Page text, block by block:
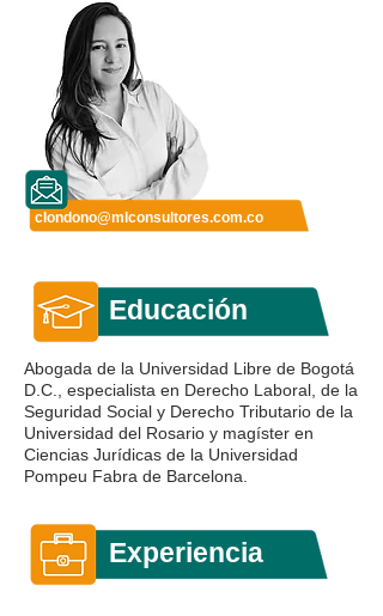
clondono@mlconsultores.com.co
Educación
Abogada de la Universidad Libre de Bogotá
D.C., especialista en Derecho Laboral, de la
Seguridad Social y Derecho Tributario de la
Universidad del Rosario y magíster en
Ciencias Jurídicas de la Universidad
Pompeu Fabra de Barcelona.
Experiencia